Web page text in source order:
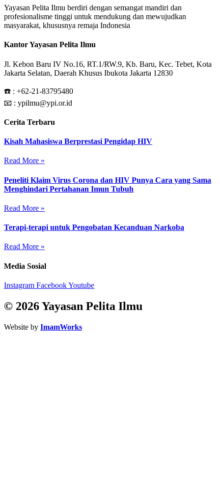
Yayasan Pelita Ilmu berdiri dengan semangat mandiri dan
profesionalisme tinggi untuk mendukung dan mewujudkan
masyarakat, khususnya remaja Indonesia
Kantor Yayasan Pelita Ilmu
Jl. Kebon Baru IV No.16, RT.1/RW.9, Kb. Baru, Kec. Tebet, Kota
Jakarta Selatan, Daerah Khusus Ibukota Jakarta 12830
☎️ : +62-21-83795480
📧 : ypilmu@ypi.or.id
Cerita Terbaru
Kisah Mahasiswa Berprestasi Pengidap HIV
Read More »
Peneliti Klaim Virus Corona dan HIV Punya Cara yang Sama
Menghindari Pertahanan Imun Tubuh
Read More »
Terapi-terapi untuk Pengobatan Kecanduan Narkoba
Read More »
Media Sosial
Instagram FacebookYoutube
© 2026 Yayasan Pelita Ilmu
Website by ImamWorks